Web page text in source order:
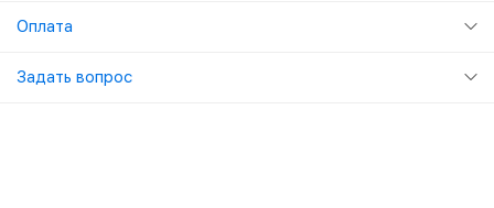
Оплата
Задать вопрос